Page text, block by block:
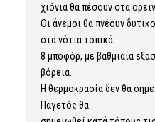
χιόνια θα πέσουν στα
Οι άνεμοι θα πνέουν
στα νότια τοπικά
8 μποφόρ, με βαθμιαία
βόρεια.
Η θερμοκρασία δεν θα
Παγετός θα